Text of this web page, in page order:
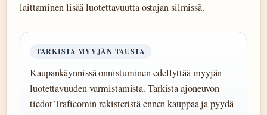
laittaminen lisää luotettavuutta ostajan silmissä.
TARKISTA MYYJÄN TAUSTA
Kaupankäynnissä onnistuminen edellyttää myyjän
luotettavuuden varmistamista. Tarkista ajoneuvon
tiedot Traficomin rekisteristä ennen kauppaa ja pyydä